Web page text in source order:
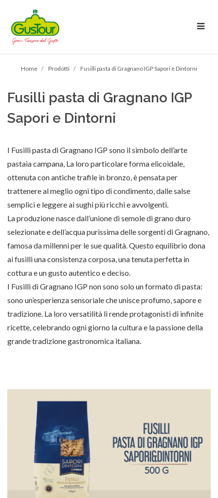
Home Prodotti Fusilli pasta di Gragnano IGP Sapori e Dintorni
Fusilli pasta di Gragnano IGP
Sapori e Dintorni
I Fusilli pasta di Gragnano IGP sono il simbolo dell’arte
pastaia campana, La loro particolare forma elicoidale,
ottenuta con antiche trafile in bronzo, è pensata per
trattenere al meglio ogni tipo di condimento, dalle salse
semplici e leggere ai sughi più ricchi e avvolgenti.
La produzione nasce dall’unione di semole di grano duro
selezionate e dell’acqua purissima delle sorgenti di Gragnano,
famosa da millenni per le sue qualità. Questo equilibrio dona
ai fusilli una consistenza corposa, una tenuta perfetta in
cottura e un gusto autentico e deciso.
I Fusilli di Gragnano IGP non sono solo un formato di pasta:
sono un’esperienza sensoriale che unisce profumo, sapore e
tradizione. La loro versatilità li rende protagonisti di infinite
ricette, celebrando ogni giorno la cultura e la passione della
grande tradizione gastronomica italiana.